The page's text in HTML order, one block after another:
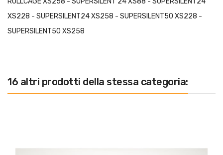
XS228 - SUPERSILENT24 XS258 - SUPERSILENT50 XS228 -
SUPERSILENT50 XS258
16 altri prodotti della stessa categoria: